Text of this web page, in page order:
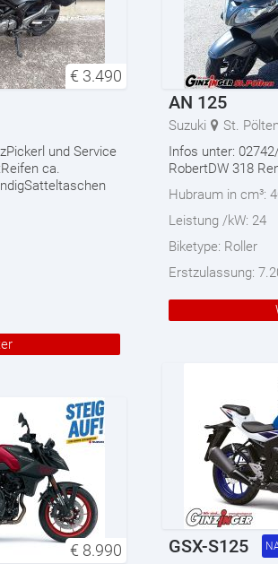
€ 3.490
und Service
ca.
AN 125
Suzuki
St. Pölten
Infos unter:
RobertDW 318
Hubraum in cm³:
Leistung /kW: 24
Biketype: Roller
Erstzulassung:
GSX-S125
€ 8.990